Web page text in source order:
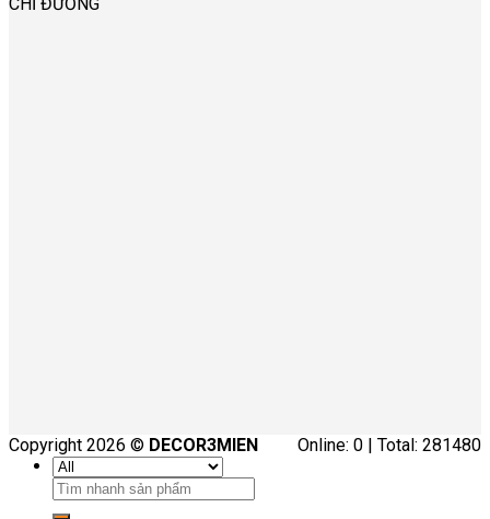
Online: 0 | Total: 281480
Copyright 2026 © DECOR3MIEN
Tìm
kiếm: